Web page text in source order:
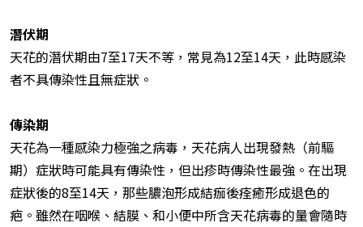
潛伏期
天花的潛伏期由7至17天不等，常見為12至14天，此時感染
者不具傳染性且無症狀。
傳染期
天花為一種感染力極強之病毒，天花病人出現發熱（前驅
期）症狀時可能具有傳染性，但出疹時傳染性最強。在出現
症狀後的8至14天，那些膿泡形成結痂後痊癒形成退色的
疤。雖然在咽喉、結膜、和小便中所含天花病毒的量會隨時